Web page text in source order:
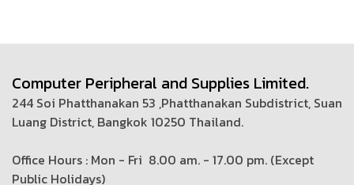
Computer Peripheral and Supplies Limited.
244 Soi Phatthanakan 53 ,Phatthanakan Subdistrict, Suan
Luang District, Bangkok 10250 Thailand.
Office Hours : Mon - Fri 8.00 am. - 17.00 pm. (Except
Public Holidays)